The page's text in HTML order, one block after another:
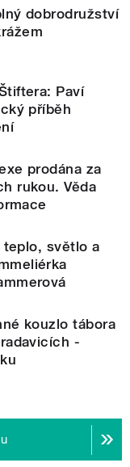
dobrodružství
Paví
příběh
prodána za
rukou. Věda
světlo a
kouzlo tábora
-